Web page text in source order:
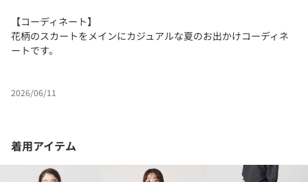
【コーディネート】
花柄のスカートをメインにカジュアルな夏のお出かけコーディネ
ートです。
2026/06/11
着用アイテム